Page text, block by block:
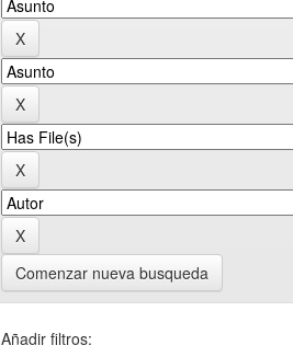
Comenzar nueva busqueda
Añadir filtros: